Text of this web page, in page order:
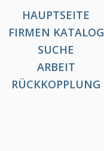
HAUPTSEITE
FIRMEN KATALOG
SUCHE
ARBEIT
RÜCKKOPPLUNG